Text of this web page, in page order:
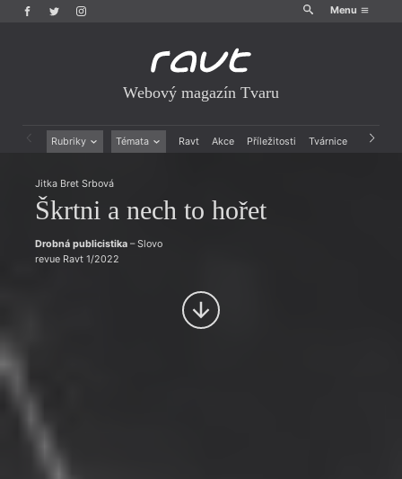
Menu
Webový magazín Tvaru
Rubriky Témata Ravt Akce Příležitosti Tvárnice Archiv
Drobná publicistika
Esejistika
Reportáže
Rozhovory
Právě vychází
Mauzoleum
Historie kolonialismu
Dokument
Jitka Bret Srbová
Škrtni a nech to hořet
Drobná publicistika– Slovo
revue Ravt 1/2022